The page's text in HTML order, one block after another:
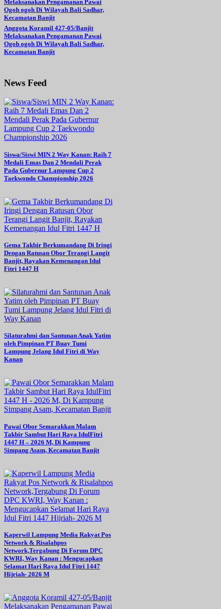
Anggota Koramil 427-05/Banjit
Melaksanakan Pengamanan Pawai
Ogoh ogoh Di Wilayah Bali Sadhar,
Kecamatan Banjit
News Feed
Siswa/Siswi MIN 2 Way Kanan: Raih 7
Medali Emas Dan 2 Mendali Perak
Pada Gubernur Lampung Cup 2
Taekwondo Championship 2026
Gema Takbir Berkumandang Di Iringi
Dengan Ratusan Obor Terangi Langit
Banjit, Rayakan Kemenangan Idul
Fitri 1447 H
Silaturahmi dan Santunan Anak Yatim
oleh Pimpinan PT Buay Tumi
Lampung Jelang Idul Fitri di Way
Kanan
Pawai Obor Semarakkan Malam
Takbir Sambut Hari Raya IdulFitri
1447 H – 2026 M, Di Kampung
Simpang Asam, Kecamatan Banjit
Kaperwil Lampung Media Rakyat Pos
Network & Risalahpos
Network,Tergabung Di Forum DPC
KWRI, Way Kanan : Mengucapkan
Selamat Hari Raya Idul Fitri 1447
Hijriah- 2026 M